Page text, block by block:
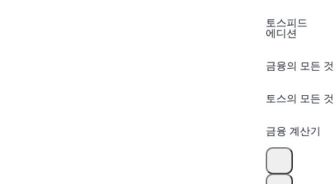
토스피드
에디션
금융의 모든 것
토스의 모든 것
금융 계산기